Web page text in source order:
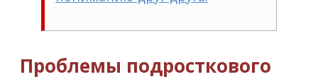
Проблемы подросткового